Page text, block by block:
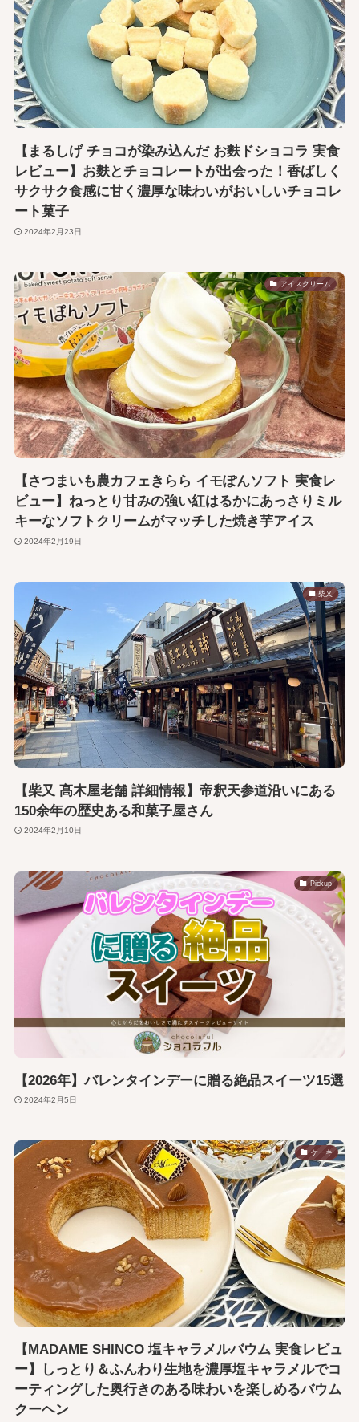
【まるしげ チョコが染み込んだ お麩ドショコラ 実食
レビュー】お麩とチョコレートが出会った！香ばしく
サクサク食感に甘く濃厚な味わいがおいしいチョコレ
ート菓子
2024年2月23日
アイスクリーム
【さつまいも農カフェきらら イモぽんソフト 実食レ
ビュー】ねっとり甘みの強い紅はるかにあっさりミル
キーなソフトクリームがマッチした焼き芋アイス
2024年2月19日
柴又
【柴又 髙木屋老舗 詳細情報】帝釈天参道沿いにある
150余年の歴史ある和菓子屋さん
2024年2月10日
Pickup
【2026年】バレンタインデーに贈る絶品スイーツ15選
2024年2月5日
ケーキ
【MADAME SHINCO 塩キャラメルバウム 実食レビュ
ー】しっとり＆ふんわり生地を濃厚塩キャラメルでコ
ーティングした奥行きのある味わいを楽しめるバウム
クーヘン